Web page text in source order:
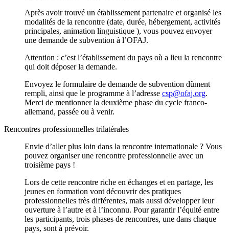
Après avoir trouvé un établissement partenaire et organisé les
modalités de la rencontre (date, durée, hébergement, activités
principales, animation linguistique ), vous pouvez envoyer
une demande de subvention à l’OFAJ.
Attention : c’est l’établissement du pays où a lieu la rencontre
qui doit déposer la demande.
Envoyez le formulaire de demande de subvention dûment
rempli, ainsi que le programme à l’adresse csp@ofaj.org.
Merci de mentionner la deuxième phase du cycle franco-
allemand, passée ou à venir.
Rencontres professionnelles trilatérales
Envie d’aller plus loin dans la rencontre internationale ? Vous
pouvez organiser une rencontre professionnelle avec un
troisième pays !
Lors de cette rencontre riche en échanges et en partage, les
jeunes en formation vont découvrir des pratiques
professionnelles très différentes, mais aussi développer leur
ouverture à l’autre et à l’inconnu. Pour garantir l’équité entre
les participants, trois phases de rencontres, une dans chaque
pays, sont à prévoir.